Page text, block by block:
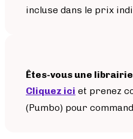
incluse dans le prix
Êtes-vous une
Cliquez ici et prenez
(Pumbo) pour